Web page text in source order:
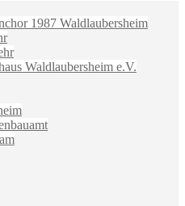
1987 Waldlaubersheim
Waldlaubersheim e.V.